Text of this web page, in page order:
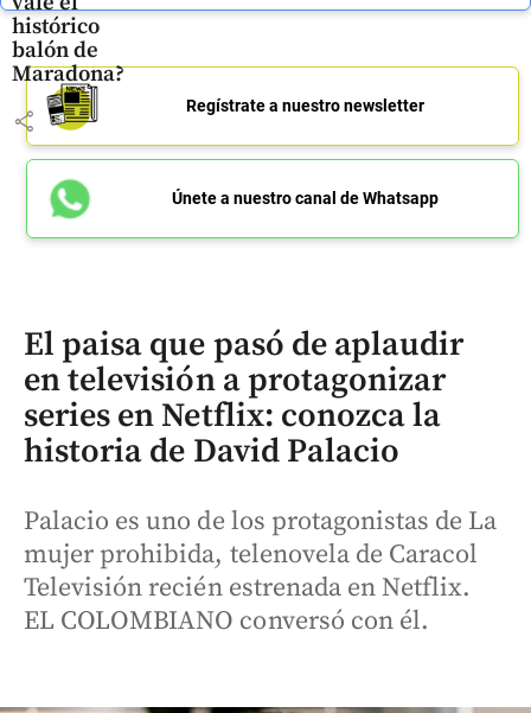
histórico
balón de
Maradona?
share
Regístrate a nuestro newsletter
Únete a nuestro canal de Whatsapp
El paisa que pasó de aplaudir
en televisión a protagonizar
series en Netflix: conozca la
historia de David Palacio
Palacio es uno de los protagonistas de La
mujer prohibida, telenovela de Caracol
Televisión recién estrenada en Netflix.
EL COLOMBIANO conversó con él.